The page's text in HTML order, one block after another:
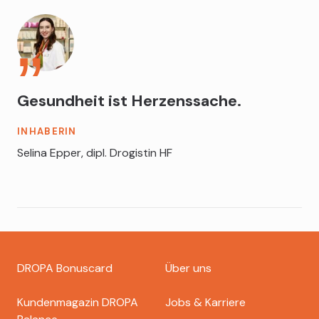
Gesundheit ist Herzenssache.
INHABERIN
Selina Epper, dipl. Drogistin HF
Footer
dropa
DROPA Bonuscard
Kundenmagazin DROPA
Über uns
Jobs & Karriere